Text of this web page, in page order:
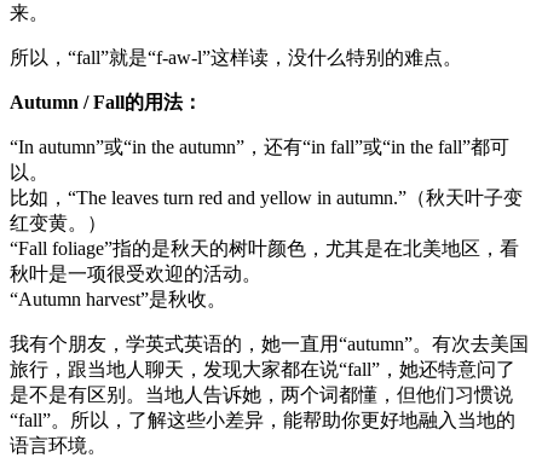
来。
所以，“fall”就是“f-aw-l”这样读，没什么特别的难点。
Autumn / Fall的用法：
“In autumn”或“in the autumn”，还有“in fall”或“in the fall”都可
以。
比如，“The leaves turn red and yellow in autumn.”（秋天叶子变
红变黄。）
“Fall foliage”指的是秋天的树叶颜色，尤其是在北美地区，看
秋叶是一项很受欢迎的活动。
“Autumn harvest”是秋收。
我有个朋友，学英式英语的，她一直用“autumn”。有次去美国
旅行，跟当地人聊天，发现大家都在说“fall”，她还特意问了
是不是有区别。当地人告诉她，两个词都懂，但他们习惯说
“fall”。所以，了解这些小差异，能帮助你更好地融入当地的
语言环境。